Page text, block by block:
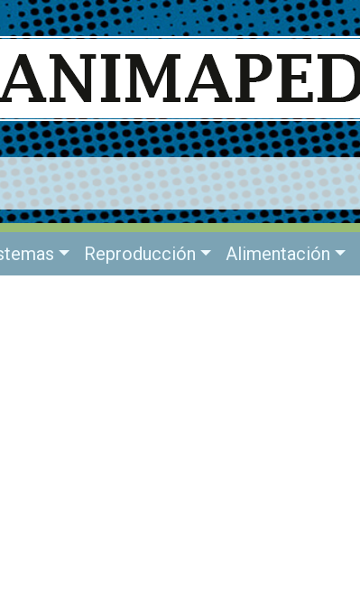
Reproducción Alimentación